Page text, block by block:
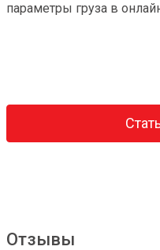
параметры груза в
Отзывы